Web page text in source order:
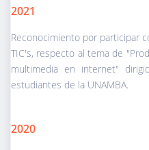
2021
Reconocimiento por participar
TIC's, respecto al tema de
multimedia en internet"
estudiantes de la UNAMBA.
2020